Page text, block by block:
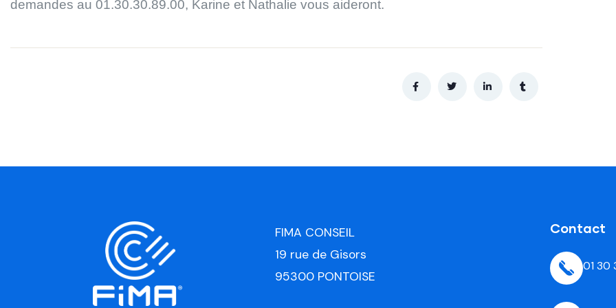
demandes au 01.30.30.89.00, Karine et Nathalie vous aideront.
FIMA CONSEIL
19 rue de Gisors
95300 PONTOISE
Contact
01 30